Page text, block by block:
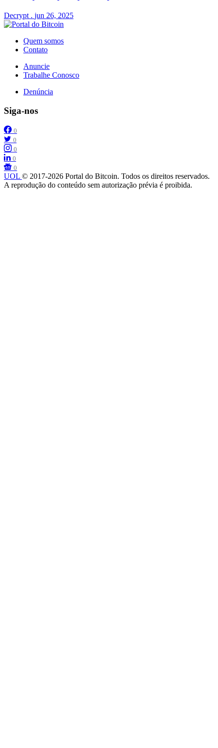
Decrypt . jun 26, 2025
Quem somos
Contato
Anuncie
Trabalhe Conosco
Denúncia
Siga-nos
0
0
0
0
0
UOL © 2017-2026 Portal do Bitcoin. Todos os direitos reservados.
A reprodução do conteúdo sem autorização prévia é proibida.